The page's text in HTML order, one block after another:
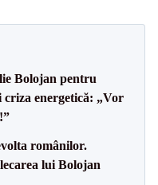
Bolojan pentru
energetică: „Vor
românilor.
lui Bolojan